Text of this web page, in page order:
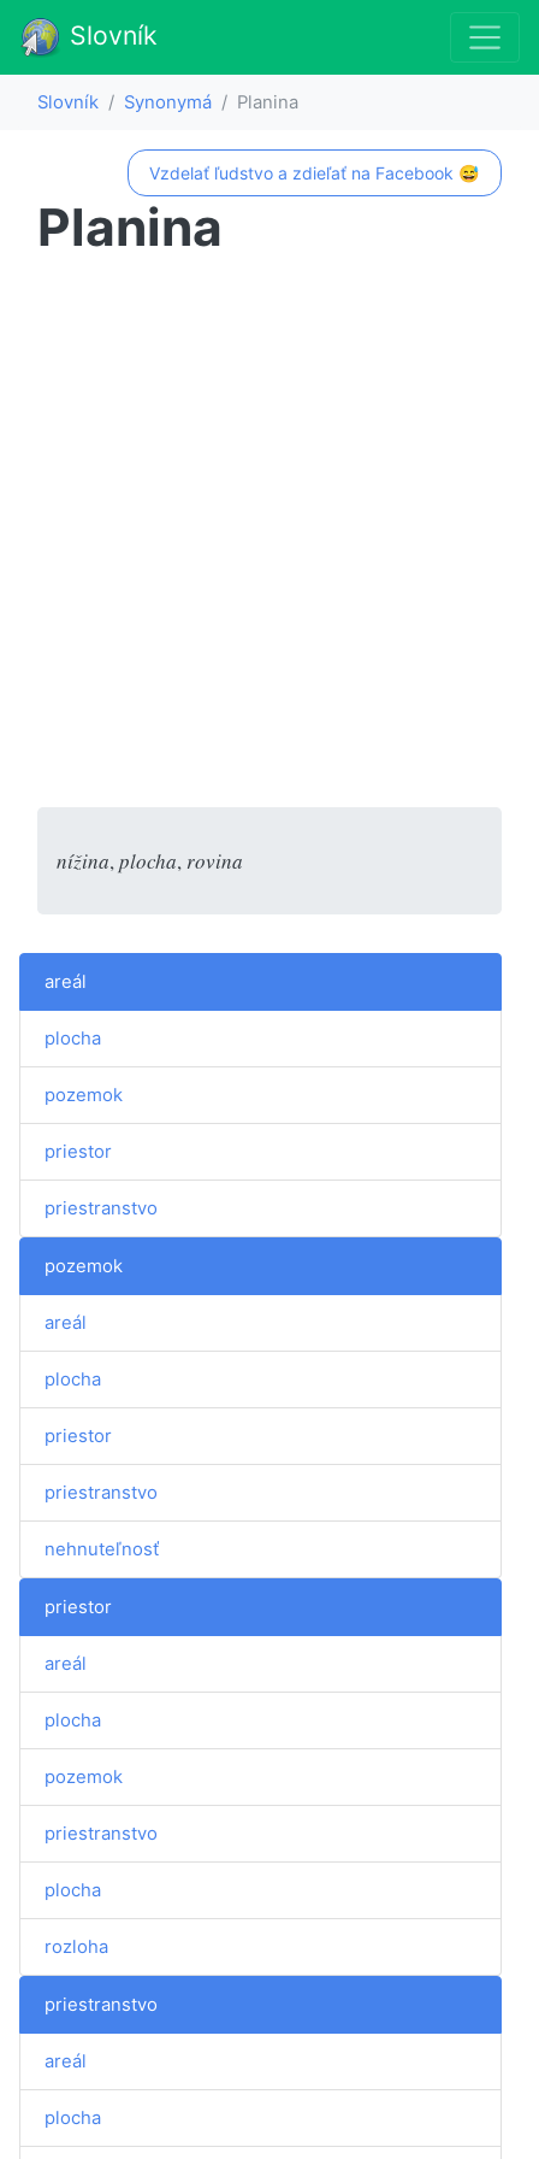
Slovník
Slovník Synonymá Planina
Vzdelať ľudstvo a zdieľať na Facebook 😅
Planina
nížina, plocha, rovina
areál
plocha
pozemok
priestor
priestranstvo
pozemok
areál
plocha
priestor
priestranstvo
nehnuteľnosť
priestor
areál
plocha
pozemok
priestranstvo
plocha
rozloha
priestranstvo
areál
plocha